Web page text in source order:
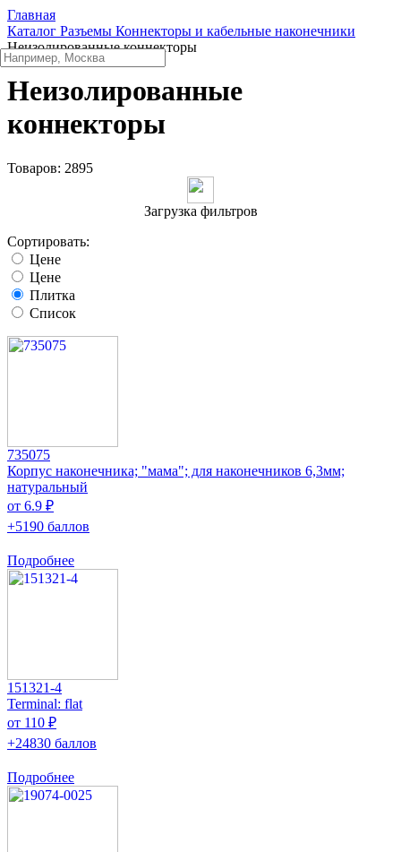
Главная
Каталог Разъeмы Коннекторы и кабельные наконечники
Неизолированные коннекторы
Неизолированные
коннекторы
Товаров: 2895
Загрузка фильтров
Сортировать:
Цене
Цене
Плитка
Список
735075
Корпус наконечника; "мама"; для наконечников 6,3мм;
натуральный
от 6.9 ₽
+5190 баллов
Подробнее
151321-4
Terminal: flat
от 110 ₽
+24830 баллов
Подробнее